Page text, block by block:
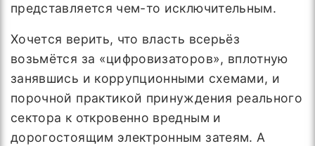
представляется чем-то исключительным.
Хочется верить, что власть всерьёз
возьмётся за «цифровизаторов», вплотную
занявшись и коррупционными схемами, и
порочной практикой принуждения реального
сектора к откровенно вредным и
дорогостоящим электронным затеям. А